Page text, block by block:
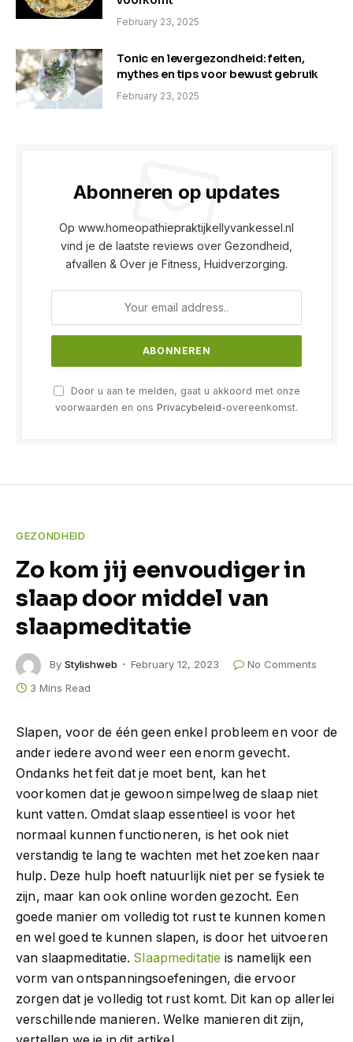
February 23, 2025
Tonic en levergezondheid: feiten,
mythes en tips voor bewust gebruik
February 23, 2025
Abonneren op updates
Op www.homeopathiepraktijkellyvankessel.nl
vind je de laatste reviews over Gezondheid,
afvallen & Over je Fitness, Huidverzorging.
Door u aan te melden, gaat u akkoord met onze
voorwaarden en ons Privacybeleid-overeenkomst.
GEZONDHEID
Zo kom jij eenvoudiger in
slaap door middel van
slaapmeditatie
By Stylishweb February 12, 2023
No Comments
3 Mins Read
Slapen, voor de één geen enkel probleem en voor de
ander iedere avond weer een enorm gevecht.
Ondanks het feit dat je moet bent, kan het
voorkomen dat je gewoon simpelweg de slaap niet
kunt vatten. Omdat slaap essentieel is voor het
normaal kunnen functioneren, is het ook niet
verstandig te lang te wachten met het zoeken naar
hulp. Deze hulp hoeft natuurlijk niet per se fysiek te
zijn, maar kan ook online worden gezocht. Een
goede manier om volledig tot rust te kunnen komen
en wel goed te kunnen slapen, is door het uitvoeren
van slaapmeditatie. Slaapmeditatie is namelijk een
vorm van ontspanningsoefeningen, die ervoor
zorgen dat je volledig tot rust komt. Dit kan op allerlei
verschillende manieren. Welke manieren dit zijn,